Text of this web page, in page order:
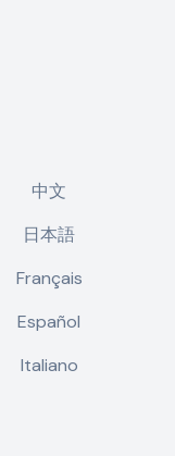
中文
日本語
Français
Español
Italiano